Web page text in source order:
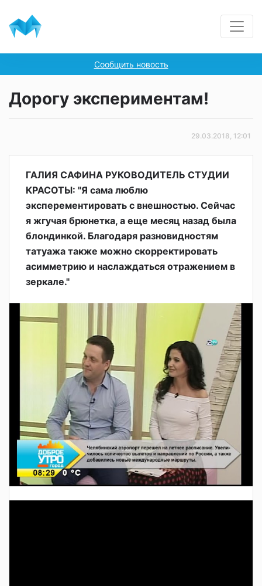
Сообщить новость
Дорогу экспериментам!
29.03.2018, 12:01
ГАЛИЯ САФИНА РУКОВОДИТЕЛЬ СТУДИИ
КРАСОТЫ: "Я сама люблю
эксперементировать с внешностью. Сейчас
я жгучая брюнетка, а еще месяц назад была
блондинкой. Благодаря разновидностям
татуажа также можно скорректировать
асимметрию и наслаждаться отражением в
зеркале."